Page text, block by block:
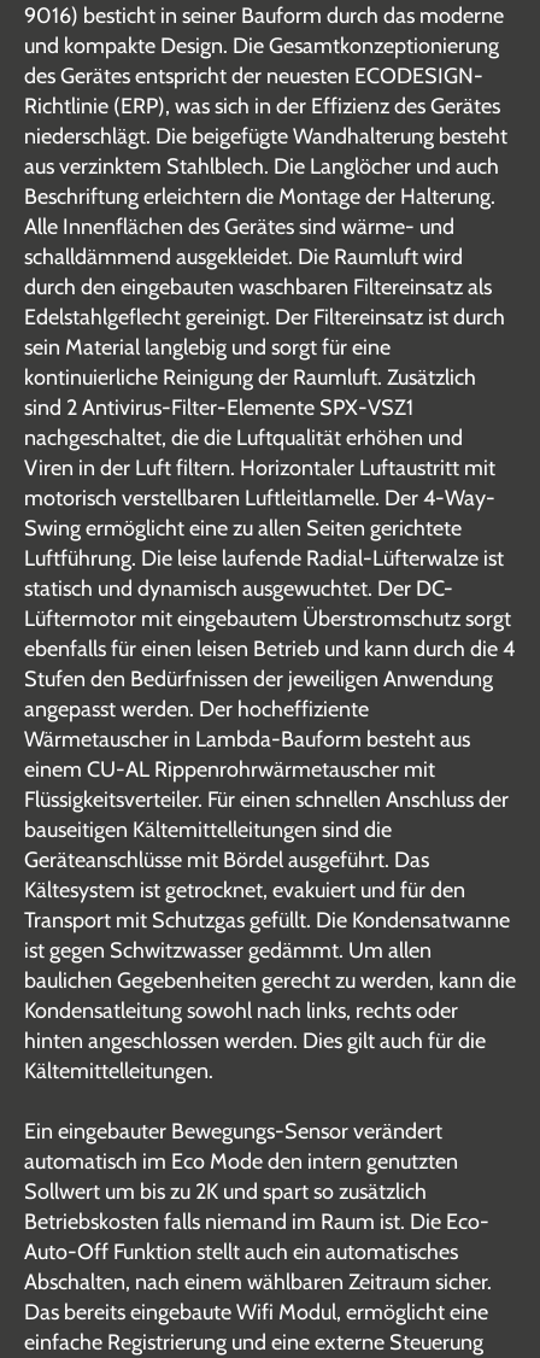
9016) besticht in seiner Bauform durch das moderne
und kompakte Design. Die Gesamtkonzeptionierung
des Gerätes entspricht der neuesten ECODESIGN-
Richtlinie (ERP), was sich in der Effizienz des Gerätes
niederschlägt. Die beigefügte Wandhalterung besteht
aus verzinktem Stahlblech. Die Langlöcher und auch
Beschriftung erleichtern die Montage der Halterung.
Alle Innenflächen des Gerätes sind wärme- und
schalldämmend ausgekleidet. Die Raumluft wird
durch den eingebauten waschbaren Filtereinsatz als
Edelstahlgeflecht gereinigt. Der Filtereinsatz ist durch
sein Material langlebig und sorgt für eine
kontinuierliche Reinigung der Raumluft. Zusätzlich
sind 2 Antivirus-Filter-Elemente SPX-VSZ1
nachgeschaltet, die die Luftqualität erhöhen und
Viren in der Luft filtern. Horizontaler Luftaustritt mit
motorisch verstellbaren Luftleitlamelle. Der 4-Way-
Swing ermöglicht eine zu allen Seiten gerichtete
Luftführung. Die leise laufende Radial-Lüfterwalze ist
statisch und dynamisch ausgewuchtet. Der DC-
Lüftermotor mit eingebautem Überstromschutz sorgt
ebenfalls für einen leisen Betrieb und kann durch die 4
Stufen den Bedürfnissen der jeweiligen Anwendung
angepasst werden. Der hocheffiziente
Wärmetauscher in Lambda-Bauform besteht aus
einem CU-AL Rippenrohrwärmetauscher mit
Flüssigkeitsverteiler. Für einen schnellen Anschluss der
bauseitigen Kältemittelleitungen sind die
Geräteanschlüsse mit Bördel ausgeführt. Das
Kältesystem ist getrocknet, evakuiert und für den
Transport mit Schutzgas gefüllt. Die Kondensatwanne
ist gegen Schwitzwasser gedämmt. Um allen
baulichen Gegebenheiten gerecht zu werden, kann die
Kondensatleitung sowohl nach links, rechts oder
hinten angeschlossen werden. Dies gilt auch für die
Kältemittelleitungen.
Ein eingebauter Bewegungs-Sensor verändert
automatisch im Eco Mode den intern genutzten
Sollwert um bis zu 2K und spart so zusätzlich
Betriebskosten falls niemand im Raum ist. Die Eco-
Auto-Off Funktion stellt auch ein automatisches
Abschalten, nach einem wählbaren Zeitraum sicher.
Das bereits eingebaute Wifi Modul, ermöglicht eine
einfache Registrierung und eine externe Steuerung